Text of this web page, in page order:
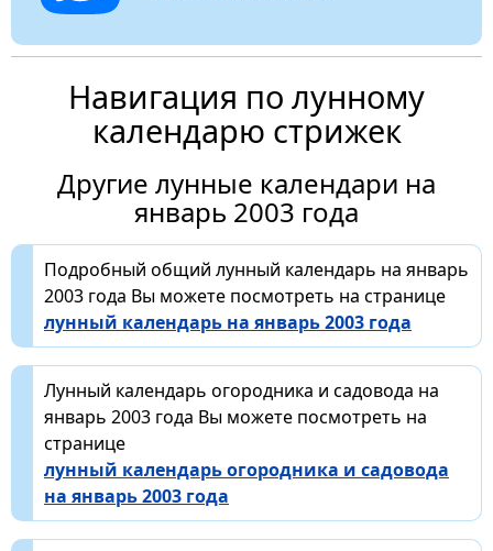
Навигация по лунному
календарю стрижек
Другие лунные календари на
январь 2003 года
Подробный общий лунный календарь на январь
2003 года Вы можете посмотреть на странице
лунный календарь на январь 2003 года
Лунный календарь огородника и садовода на
январь 2003 года Вы можете посмотреть на
странице
лунный календарь огородника и садовода
на январь 2003 года